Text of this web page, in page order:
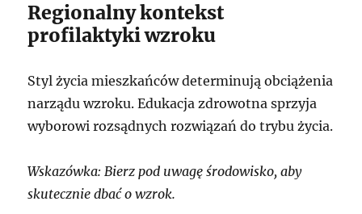
Regionalny kontekst
profilaktyki wzroku
Styl życia mieszkańców determinują obciążenia
narządu wzroku. Edukacja zdrowotna sprzyja
wyborowi rozsądnych rozwiązań do trybu życia.
Wskazówka: Bierz pod uwagę środowisko, aby
skutecznie dbać o wzrok.